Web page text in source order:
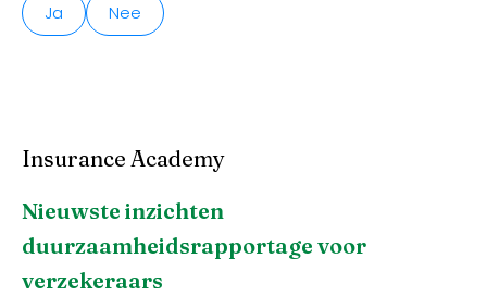
Ja Nee
Insurance Academy
Nieuwste inzichten
duurzaamheidsrapportage voor
verzekeraars